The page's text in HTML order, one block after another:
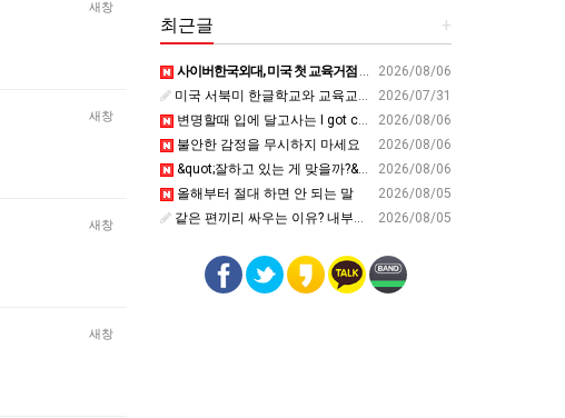
새창
새창
새창
새창
+
최근글
2026/08/06
사이버한국외대, 미국 첫 교육거점 구축…뉴욕에 미주글로벌센터 개소 - 재외동포신문
2026/07/31
미국 서북미 한글학교와 교육교류 첫 물꼬 - 사회적경제뉴스
2026/08/06
변명할때 입에 달고사는 I got carried away????????
2026/08/06
불안한 감정을 무시하지 마세요
2026/08/06
&quot;잘하고 있는 게 맞을까?&quot; 세바시 대표가 비교 지옥에서 탈출한 방법 [#세바시45 에디토리얼 ep.2]
2026/08/05
올해부터 절대 하면 안 되는 말
2026/08/05
같은 편끼리 싸우는 이유? 내부의 적이 더 무섭다? 인간이 갈등을 빚는 이유ㅣ최재천의 아마존